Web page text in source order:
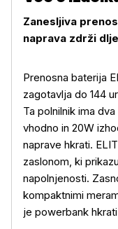
Več o izdelku
Zanesljiva
naprava zdrži
Prenosna baterija
zagotavlja do 144
Ta polnilnik ima
vhodno in 20W
naprave hkrati.
zaslonom, ki
napolnjenosti.
kompaktnimi
je powerbank